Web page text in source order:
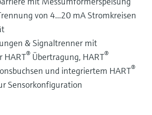
von 4...20 mA Stromkreisen
& Signaltrenner mit
HART® Übertragung, HART®
und integriertem HART®
Sensorkonfiguration